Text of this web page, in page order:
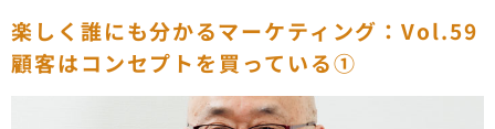
楽しく誰にも分かるマーケティング：Vol.59
顧客はコンセプトを買っている①